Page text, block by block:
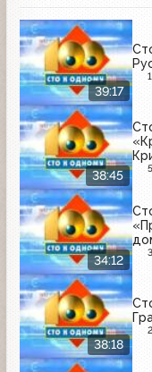
39:17
38:45
34:12
38:18